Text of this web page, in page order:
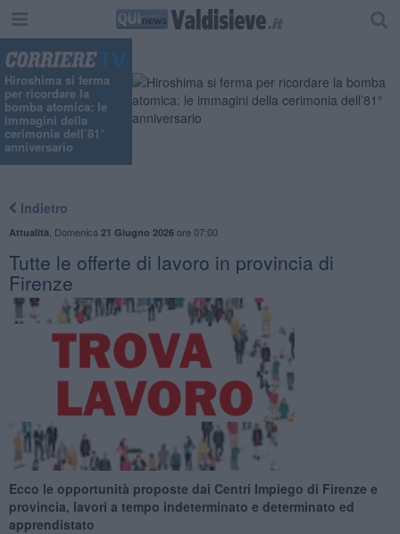
Hiroshima si ferma
per ricordare la
bomba atomica: le
immagini della
cerimonia dell’81°
anniversario
Indietro
Attualità Domenica 21 Giugno 2026ore 07:00
​Tutte le offerte di lavoro in provincia di
Firenze
Ecco le opportunità proposte dai Centri Impiego di Firenze e
provincia, lavori a tempo indeterminato e determinato ed
apprendistato